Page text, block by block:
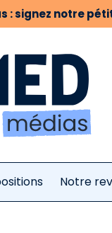
: signez notre
Notre